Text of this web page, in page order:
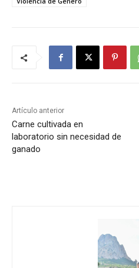
Artículo anterior
Carne cultivada en
laboratorio sin necesidad de
ganado